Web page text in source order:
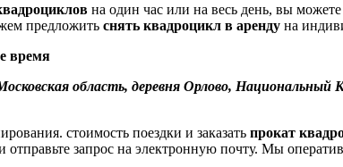
на один час или на весь день, вы
предложить снять квадроцикл в аренду на
время
область, деревня Орлово, Национальный
стоимость поездки и заказать прокат
отправьте запрос на электронную почту. Мы